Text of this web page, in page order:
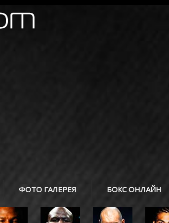
ФОТО ГАЛЕРЕЯ БОКС ОНЛАЙН